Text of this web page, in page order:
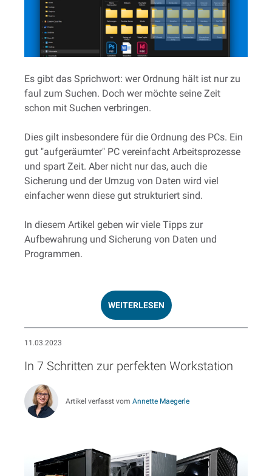
Es gibt das Sprichwort: wer Ordnung hält ist nur zu
faul zum Suchen. Doch wer möchte seine Zeit
schon mit Suchen verbringen.
Dies gilt insbesondere für die Ordnung des PCs. Ein
gut "aufgeräumter" PC vereinfacht Arbeitsprozesse
und spart Zeit. Aber nicht nur das, auch die
Sicherung und der Umzug von Daten wird viel
einfacher wenn diese gut strukturiert sind.
In diesem Artikel geben wir viele Tipps zur
Aufbewahrung und Sicherung von Daten und
Programmen.
WEITERLESEN
11.03.2023
In 7 Schritten zur perfekten Workstation
Artikel verfasst vom Annette Maegerle